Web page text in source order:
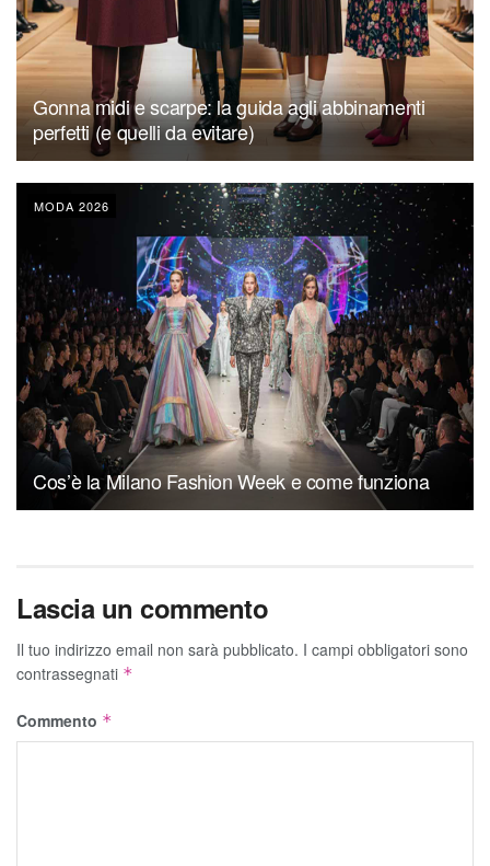
Gonna midi e scarpe: la guida agli abbinamenti
perfetti (e quelli da evitare)
MODA 2026
Cos’è la Milano Fashion Week e come funziona
Lascia un commento
Il tuo indirizzo email non sarà pubblicato. I campi obbligatori sono
contrassegnati *
Commento *